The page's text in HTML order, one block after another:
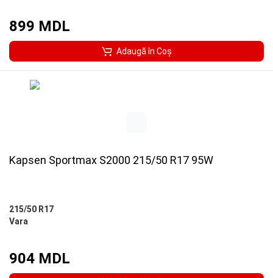
899 MDL
Adaugă în Coş
Kapsen Sportmax S2000 215/50 R17 95W
215/50 R17
Vara
904 MDL